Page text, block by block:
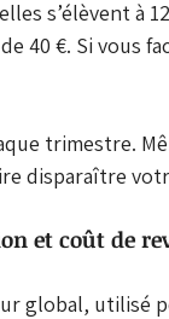
s’élèvent à
40 €. Si vous
trimestre.
disparaître
et coût de
global, utilisé